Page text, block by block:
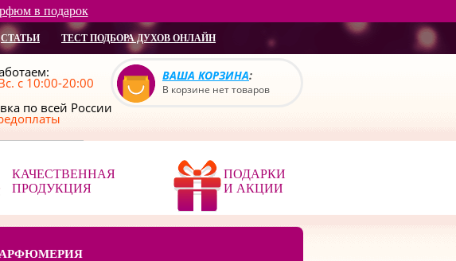
в подарок
СТАТЬИ ТЕСТ ПОДБОРА ДУХОВ ОНЛАЙН
с 10:00-20:00
по всей России
ВАША КОРЗИНА:
В корзине нет товаров
КАЧЕСТВЕННАЯ
ПРОДУКЦИЯ
ПОДАРКИ
И АКЦИИ